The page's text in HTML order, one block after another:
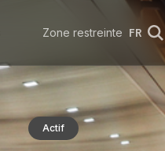
Zone restreinte FR
Actif